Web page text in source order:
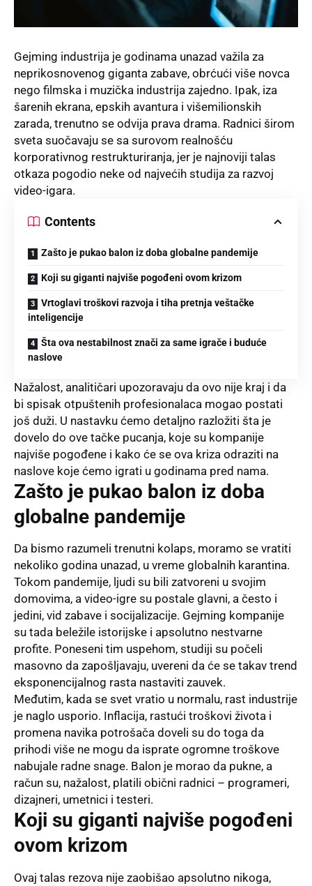
Gejming industrija je godinama unazad važila za
neprikosnovenog giganta zabave, obrćući više novca
nego filmska i muzička industrija zajedno. Ipak, iza
šarenih ekrana, epskih avantura i višemilionskih
zarada, trenutno se odvija prava drama. Radnici širom
sveta suočavaju se sa surovom realnošću
korporativnog restrukturiranja, jer je najnoviji talas
otkaza pogodio neke od najvećih studija za razvoj
video-igara.
Contents
Zašto je pukao balon iz doba globalne pandemije
Koji su giganti najviše pogođeni ovom krizom
Vrtoglavi troškovi razvoja i tiha pretnja veštačke
inteligencije
Šta ova nestabilnost znači za same igrače i buduće
naslove
Nažalost, analitičari upozoravaju da ovo nije kraj i da
bi spisak otpuštenih profesionalaca mogao postati
još duži. U nastavku ćemo detaljno razložiti šta je
dovelo do ove tačke pucanja, koje su kompanije
najviše pogođene i kako će se ova kriza odraziti na
naslove koje ćemo igrati u godinama pred nama.
Zašto je pukao balon iz doba
globalne pandemije
Da bismo razumeli trenutni kolaps, moramo se vratiti
nekoliko godina unazad, u vreme globalnih karantina.
Tokom pandemije, ljudi su bili zatvoreni u svojim
domovima, a video-igre su postale glavni, a često i
jedini, vid zabave i socijalizacije. Gejming kompanije
su tada beležile istorijske i apsolutno nestvarne
profite. Poneseni tim uspehom, studiji su počeli
masovno da zapošljavaju, uvereni da će se takav trend
eksponencijalnog rasta nastaviti zauvek.
Međutim, kada se svet vratio u normalu, rast industrije
je naglo usporio. Inflacija, rastući troškovi života i
promena navika potrošača doveli su do toga da
prihodi više ne mogu da isprate ogromne troškove
nabujale radne snage. Balon je morao da pukne, a
račun su, nažalost, platili obični radnici – programeri,
dizajneri, umetnici i testeri.
Koji su giganti najviše pogođeni
ovom krizom
Ovaj talas rezova nije zaobišao apsolutno nikoga,